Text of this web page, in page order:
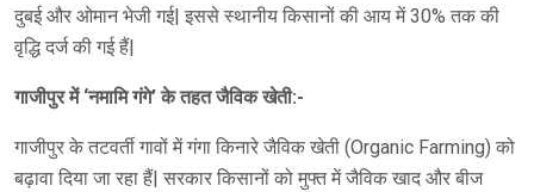
दुबई और ओमान भेजी गई| इससे स्थानीय किसानों की आय में 30% तक की
वृद्धि दर्ज की गई हैं|
गाजीपुर में ‘नमामि गंगे’ के तहत जैविक खेती:-
गाजीपुर के तटवर्ती गावों में गंगा किनारे जैविक खेती (Organic Farming) को
बढ़ावा दिया जा रहा हैं| सरकार किसानों को मुफ्त में जैविक खाद और बीज